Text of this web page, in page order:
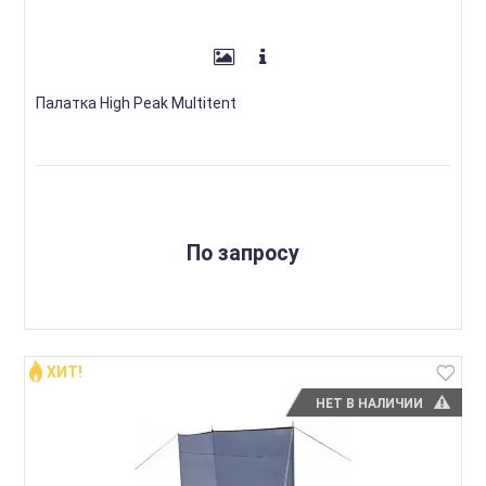
Палатка High Peak Multitent
По запросу
НЕТ В НАЛИЧИИ
ХИТ!